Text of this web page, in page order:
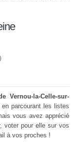
Vernou-la-Celle-sur-
parcourant les listes
vous avez apprécié
voter pour elle sur vos
à vos proches !